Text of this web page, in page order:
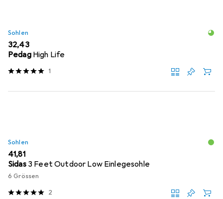
Sohlen
EUR
32,43
Pedag High Life
1
Sohlen
EUR
41,81
Sidas 3 Feet Outdoor Low Einlegesohle
6 Grössen
2